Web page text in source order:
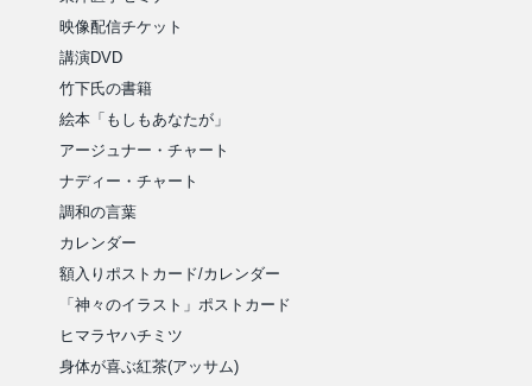
映像配信チケット
講演DVD
竹下氏の書籍
絵本「もしもあなたが」
アージュナー・チャート
ナディー・チャート
調和の言葉
カレンダー
額入りポストカード/カレンダー
「神々のイラスト」ポストカード
ヒマラヤハチミツ
身体が喜ぶ紅茶(アッサム)